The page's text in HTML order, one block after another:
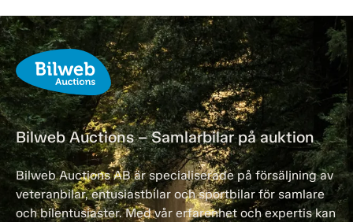
Bilweb Auctions – Samlarbilar på auktion
Bilweb Auctions AB är specialiserade på försäljning av
veteranbilar, entusiastbilar och sportbilar för samlare
och bilentusiaster. Med vår erfarenhet och expertis kan